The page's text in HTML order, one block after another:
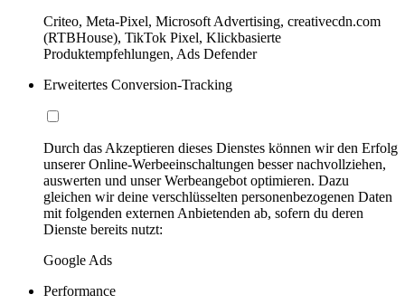
Criteo, Meta-Pixel, Microsoft Advertising, creativecdn.com
(RTBHouse), TikTok Pixel, Klickbasierte
Produktempfehlungen, Ads Defender
Erweitertes Conversion-Tracking
Durch das Akzeptieren dieses Dienstes können wir den Erfolg
unserer Online-Werbeeinschaltungen besser nachvollziehen,
auswerten und unser Werbeangebot optimieren. Dazu
gleichen wir deine verschlüsselten personenbezogenen Daten
mit folgenden externen Anbietenden ab, sofern du deren
Dienste bereits nutzt:
Google Ads
Performance